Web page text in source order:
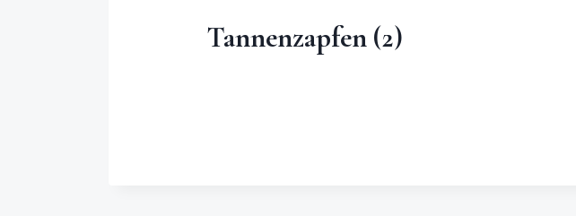
Tannenzapfen (2)